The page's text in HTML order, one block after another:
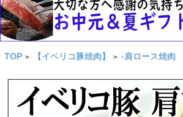
TOP > 【イベリコ豚焼肉】 > -肩ロース焼肉